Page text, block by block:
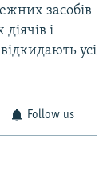
засобів
і
усі
Follow us